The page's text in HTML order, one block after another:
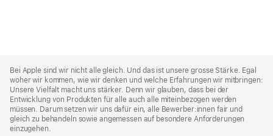
Footer
Bei Apple sind wir nicht alle gleich. Und das ist unsere grosse Stärke. Egal
woher wir kommen, wie wir denken und welche Erfahrungen wir mitbringen:
Unsere Vielfalt macht uns stärker. Denn wir glauben, dass bei der
Entwicklung von Produkten für alle auch alle miteinbezogen werden
müssen. Darum setzen wir uns dafür ein, alle Bewerber:innen fair und
gleich zu behandeln sowie angemessen auf besondere Anforderungen
einzugehen.